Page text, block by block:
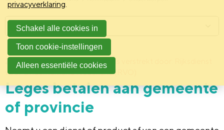
2 februari 2011 Deze informatie is verstrekt door: Rijksdienst
voor Ondernemend Nederland (RVO)
Leges betalen aan gemeente
of provincie
Menu
privacyverklaring.
Schakel alle cookies in
Toon cookie-instellingen
Alleen essentiële cookies